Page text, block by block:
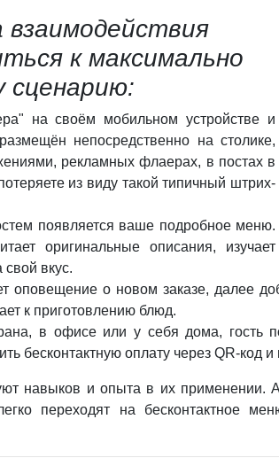
к максимально
сценарию:
на своём мобильном устройстве и
непосредственно на столике,
рекламных флаерах, в постах в
из виду такой типичный штрих-
появляется ваше подробное меню.
оригинальные описания, изучает
вкус.
оповещение о новом заказе, далее
к приготовлению блюд.
в офисе или у себя дома, гость
бесконтактную оплату через QR-код и
навыков и опыта в их применении.
переходят на бесконтактное